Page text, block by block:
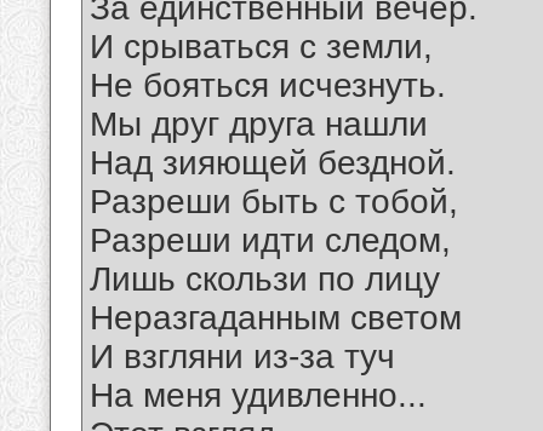
За единственный вечер.
И срываться с земли,
Не бояться исчезнуть.
Мы друг друга нашли
Над зияющей бездной.
Разреши быть с тобой,
Разреши идти следом,
Лишь скользи по лицу
Неразгаданным светом
И взгляни из-за туч
На меня удивленно...